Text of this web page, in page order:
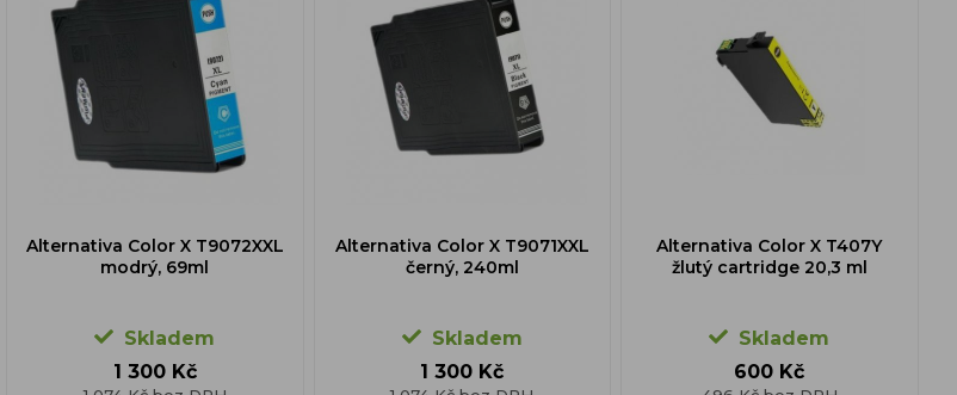
Alternativa Color X T9072XXL
modrý, 69ml
Skladem
1 300 Kč
Alternativa Color X T9071XXL
černý, 240ml
Skladem
1 300 Kč
Alternativa Color X T407Y
žlutý cartridge 20,3 ml
Skladem
600 Kč